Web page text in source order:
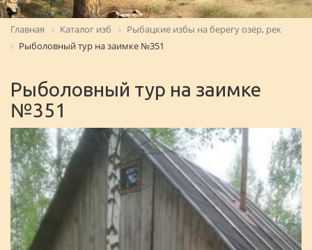
Главная Каталог изб
Рыбацкие избы на берегу озёр, рек
Рыболовный тур на заимке №351
Рыболовный тур на заимке
№351